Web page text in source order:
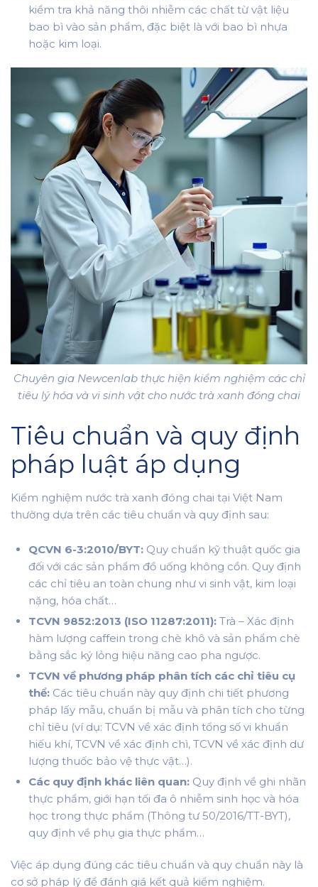
kiểm tra khả năng thôi nhiễm các chất từ vật liệu
bao bì vào sản phẩm, đặc biệt là với bao bì nhựa
hoặc kim loại.
Chuyên gia Newcenlab thực hiện kiểm nghiệm các chỉ
tiêu lý hóa và vi sinh vật cho nước trà xanh đóng chai
Tiêu chuẩn và quy định
pháp luật áp dụng
Kiểm nghiệm nước trà xanh đóng chai tại Việt Nam
thường dựa trên các tiêu chuẩn và quy định sau:
QCVN 6-3:2010/BYT: Quy chuẩn kỹ thuật quốc gia
đối với các sản phẩm đồ uống không cồn. Quy định
các chỉ tiêu an toàn chung như vi sinh vật, kim loại
nặng, hóa chất…
TCVN 9852:2013 (ISO 11287:2011): Trà – Xác định
hàm lượng caffein trong chè khô và sản phẩm chè
bằng sắc ký lỏng hiệu năng cao pha ngược.
TCVN về phương pháp phân tích các chỉ tiêu cụ
thể: Các tiêu chuẩn này quy định chi tiết phương
pháp lấy mẫu, chuẩn bị mẫu và phân tích cho từng
chỉ tiêu (ví dụ: TCVN về xác định tổng số vi khuẩn
hiếu khí, TCVN về xác định chì, TCVN về xác định dư
lượng thuốc bảo vệ thực vật…).
Các quy định khác liên quan: Quy định về ghi nhãn
thực phẩm, giới hạn tối đa ô nhiễm sinh học và hóa
học trong thực phẩm (Thông tư 50/2016/TT-BYT),
quy định về phụ gia thực phẩm…
Việc áp dụng đúng các tiêu chuẩn và quy chuẩn này là
cơ sở pháp lý để đánh giá kết quả kiểm nghiệm.